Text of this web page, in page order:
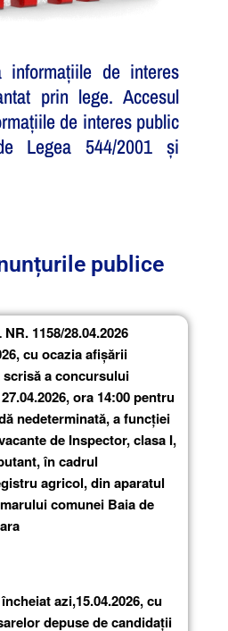
informațiile de interes
prin lege. Accesul
de interes public
Legea 544/2001 și
publice
1158/28.04.2026
cu ocazia afişării
a concursului
ora 14:00 pentru
nedeterminată, a funcției
de Inspector, clasa I,
în cadrul
agricol, din aparatul
comunei Baia de
azi,15.04.2026, cu
depuse de candidații